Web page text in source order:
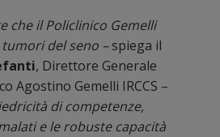
che il Policlinico Gemelli
del seno –spiega il
, Direttore Generale
Agostino Gemelli IRCCS –
di competenze,
e le robuste capacità